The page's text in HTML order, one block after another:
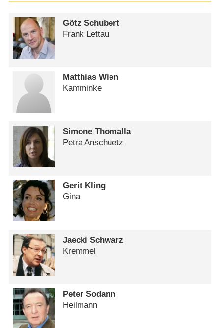
Götz Schubert
Frank Lettau
Matthias Wien
Kamminke
Simone Thomalla
Petra Anschuetz
Gerit Kling
Gina
Jaecki Schwarz
Kremmel
Peter Sodann
Heilmann